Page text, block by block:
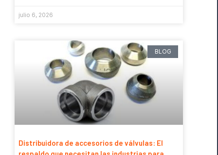
julio 6, 2026
BLOG
Distribuidora de accesorios de válvulas: El